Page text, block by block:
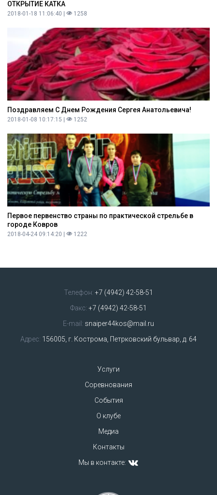
ОТКРЫТИЕ КАТКА
2018-01-18 11:06:40 | 1258
Поздравляем С Днем Рождения Сергея Анатольевича!
2018-01-08 10:17:15 | 1252
Первое первенство страны по практической стрельбе в
городе Ковров
2018-04-24 09:14:20 | 1222
Телефон: +7 (4942) 42-58-51
Факс: +7 (4942) 42-58-51
E-mail: snaiper44kos@mail.ru
Адрес: 156005, г. Кострома, Петрковский бульвар, д. 64
Услуги
Соревнования
События
О клубе
Медиа
Контакты
Мы в контакте: